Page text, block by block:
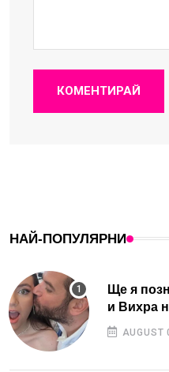
КОМЕНТИРАЙ
НАЙ-ПОПУЛЯРНИ
Ще я
и Вихра
AUGUST